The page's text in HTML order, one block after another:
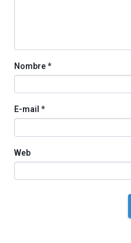
Nombre*
E-mail *
Web